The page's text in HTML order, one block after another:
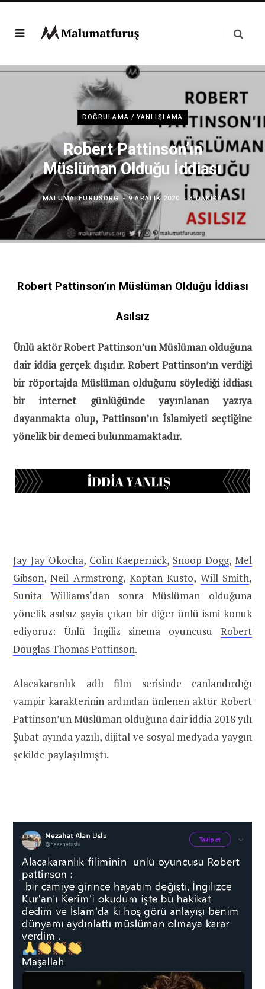
DOĞRULAMA / YANLIŞLAMA
Robert Pattinson’ın
Müslüman Olduğu İddiası
MALUMATFURUSORG 9 ARALIK 2020 3 DAKIKA
Robert Pattinson’ın Müslüman Olduğu İddiası
Asılsız
Ünlü aktör Robert Pattinson’un Müslüman olduğuna
dair iddia gerçek dışıdır. Robert Pattinson’ın verdiği
bir röportajda Müslüman olduğunu söylediği iddiası
bir internet günlüğünde yayınlanan yazıya
dayanmakta olup, Pattinson’ın İslamiyeti seçtiğine
yönelik bir demeci bulunmamaktadır.
Jay Jay Okocha, Colin Kaepernick, Snoop Dogg,Mel
Gibson,Neil Armstrong,Kaptan Kusto, Will Smith,
Sunita Williams‘dan sonra Müslüman olduğuna
yönelik asılsız şayia çıkan bir diğer ünlü ismi konuk
ediyoruz: Ünlü İngiliz sinema oyuncusu Robert
Douglas Thomas Pattinson.
Alacakaranlık adlı film serisinde canlandırdığı
vampir karakterinin ardından ünlenen aktör Robert
Pattinson’un Müslüman olduğuna dair iddia 2018 yılı
Şubat ayında yazılı, dijital ve sosyal medyada yaygın
şekilde paylaşılmıştı.